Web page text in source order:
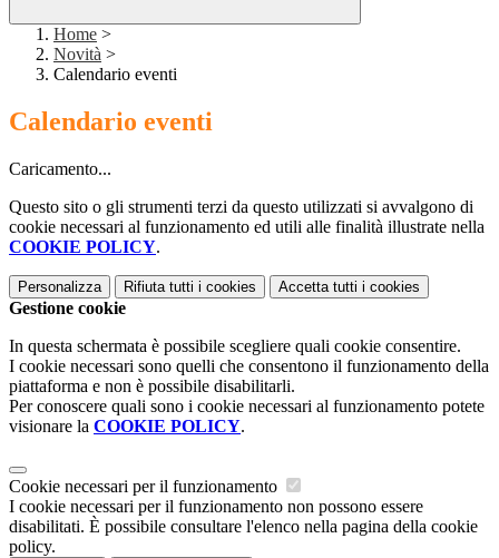
Home >
Novità >
Calendario eventi
Calendario eventi
Caricamento...
Questo sito o gli strumenti terzi da questo utilizzati si avvalgono di
cookie necessari al funzionamento ed utili alle finalità illustrate nella
COOKIE POLICY.
Personalizza Rifiuta tutti i cookies Accetta tutti i cookies
Gestione cookie
In questa schermata è possibile scegliere quali cookie consentire.
I cookie necessari sono quelli che consentono il funzionamento della
piattaforma e non è possibile disabilitarli.
Per conoscere quali sono i cookie necessari al funzionamento potete
visionare la COOKIE POLICY.
Cookie necessari per il funzionamento
I cookie necessari per il funzionamento non possono essere
disabilitati. È possibile consultare l'elenco nella pagina della cookie
policy.